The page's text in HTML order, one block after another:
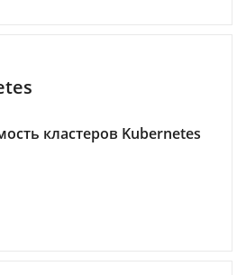
кластеров Kubernetes